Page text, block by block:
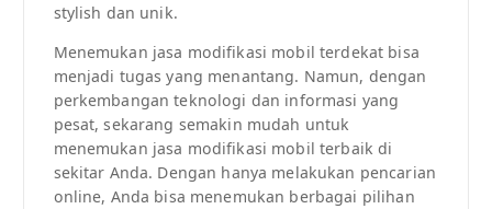
stylish dan unik.
Menemukan jasa modifikasi mobil terdekat bisa
menjadi tugas yang menantang. Namun, dengan
perkembangan teknologi dan informasi yang
pesat, sekarang semakin mudah untuk
menemukan jasa modifikasi mobil terbaik di
sekitar Anda. Dengan hanya melakukan pencarian
online, Anda bisa menemukan berbagai pilihan